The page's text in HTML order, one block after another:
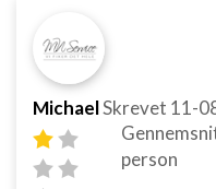
MichaelSkrevet 11-
person